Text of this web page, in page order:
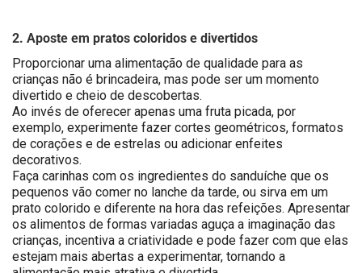
2. Aposte em pratos coloridos e divertidos
Proporcionar uma alimentação de qualidade para as
crianças não é brincadeira, mas pode ser um momento
divertido e cheio de descobertas.
Ao invés de oferecer apenas uma fruta picada, por
exemplo, experimente fazer cortes geométricos, formatos
de corações e de estrelas ou adicionar enfeites
decorativos.
Faça carinhas com os ingredientes do sanduíche que os
pequenos vão comer no lanche da tarde, ou sirva em um
prato colorido e diferente na hora das refeições. Apresentar
os alimentos de formas variadas aguça a imaginação das
crianças, incentiva a criatividade e pode fazer com que elas
estejam mais abertas a experimentar, tornando a